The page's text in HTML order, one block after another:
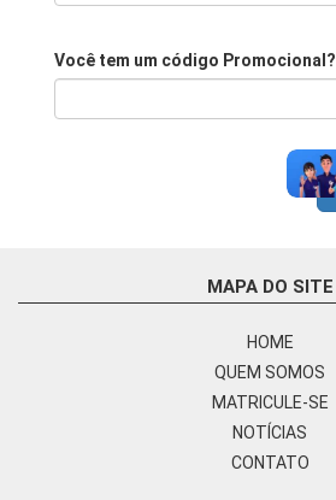
Você tem um código Promocional?
MAPA DO SITE
HOME
QUEM SOMOS
MATRICULE-SE
NOTÍCIAS
CONTATO